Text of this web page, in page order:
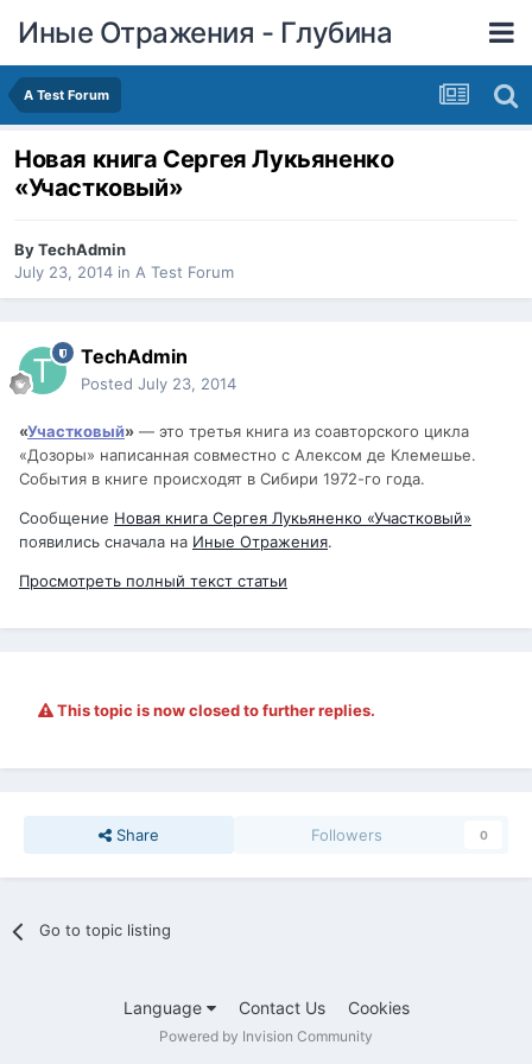
Иные Отражения - Глубина
A Test Forum
Новая книга Сергея Лукьяненко
«Участковый»
ByTechAdmin
July 23, 2014 in A Test Forum
TechAdmin
Posted July 23, 2014
«Участковый» — это третья книга из соавторского цикла
«Дозоры» написанная совместно с Алексом де Клемешье.
События в книге происходят в Сибири 1972-го года.
Сообщение Новая книга Сергея Лукьяненко «Участковый»
появились сначала на Иные Отражения.
Просмотреть полный текст статьи
This topic is now closed to further replies.
Share Followers 0
Go to topic listing
Language Contact Us Cookies
Powered by Invision Community